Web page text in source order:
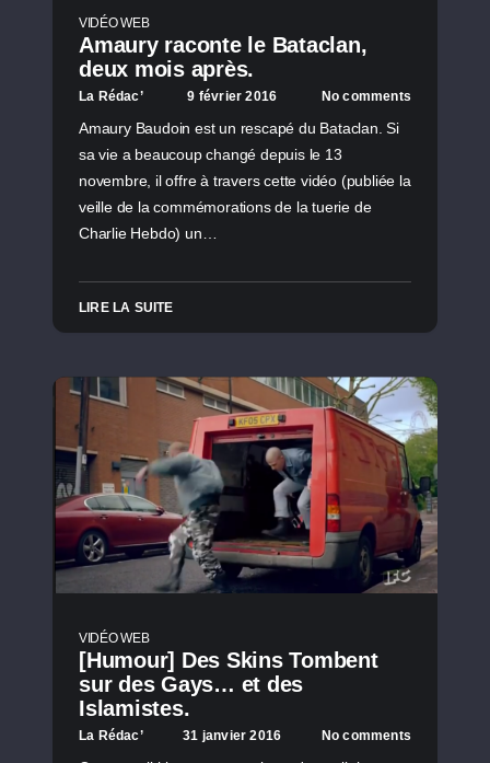
VIDÉO WEB
Amaury raconte le Bataclan,
deux mois après.
La Rédac’ 9 février 2016 No comments
Amaury Baudoin est un rescapé du Bataclan. Si
sa vie a beaucoup changé depuis le 13
novembre, il offre à travers cette vidéo (publiée la
veille de la commémorations de la tuerie de
Charlie Hebdo) un…
LIRE LA SUITE
VIDÉO WEB
[Humour] Des Skins Tombent
sur des Gays… et des
Islamistes.
La Rédac’ 31 janvier 2016 No comments